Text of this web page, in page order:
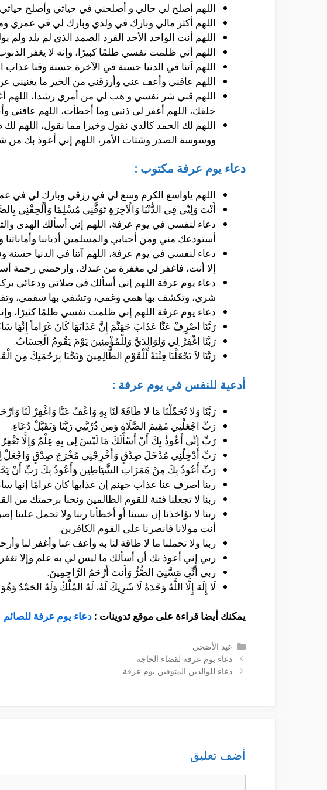
اللهم أصلح لي حالي و أصلحني في حياتي وأصلح
اللهم أكثر مالي وبارك في ولدي وبارك لي في عمري
اللهم أنت الواحد الأحد الفرد الصمد الذي لم يلد
اللهم أني ظلمت نفسي ظلمًا كبيرًا، وإنه لا يغفر
اللهم آتنا في الدنيا حسنة في الآخرة حسنة وقنا عذاب
اللهم عافني وأعف عني وأرزقني من الخير ما
اللهم قني شر نفسي و هب لي من أمري رشدا، اللهم
خلقك، اللهم أغفر لي ذنبي وما أخطأت، اللهم عافني
اللهم لك الحمد كالذي نقول وخيرا مما نقول، اللهم
ووسوسة الصدر وشتات الأمر، اللهم إني أعوذ بك من
دعاء يوم عرفة مكتوب :
اللهم ياواسع الكرم وسع لي في رزقي وبارك لي في
أَنْتَ وَلِيِّي فِي الدُّنْيَا وَالْآخِرَةِ تَوَفَّنِي مُسْلِمًا وَأَلْحِقْنِي
دعاء لنفسي في يوم عرفة، اللهم إني أسألك الهدى
أستودعك مني ومن أحبابي والمسلمين أدياننا وأماناتنا
دعاء لنفسي في يوم عرفة، اللهم آتنا في الدنيا حسنة
إلا أنت، فاغفر لي مغفرة من عندك، وارحمني رحمة
دعاء يوم عرفة اللهم إني أسألك في صلاتي ودعائي
شري، وتكشف بها همي وغمي، وتشفي بها سقمي،
دعاء يوم عرفة اللهم إني ظلمت نفسي ظلمًا كثيرًا،
رَبَّنَا اصْرِفْ عَنَّا عَذَابَ جَهَنَّمَ إِنَّ عَذَابَهَا كَانَ غَرَاماً إِنَّهَا
رَبَّنَا اغْفِرْ لِي وَلِوَالِدَيَّ وَلِلْمُؤْمِنِينَ يَوْمَ يَقُومُ الْحِسَابُ.
رَبَّنَا لاَ تَجْعَلْنَا فِتْنَةً لِّلْقَوْمِ الظَّالِمِينَ وَنَجِّنَا بِرَحْمَتِكَ مِنَ
أدعية للنفس في يوم عرفة :
رَبَّنَا وَلا تُحَمِّلْنَا مَا لا طَاقَةَ لَنَا بِهِ وَاعْفُ عَنَّا وَاغْفِرْ لَنَا
رَ‌بِّ اجْعَلْنِي مُقِيمَ الصَّلَاةِ وَمِن ذُرِّ‌يَّتِي رَ‌بَّنَا وَتَقَبَّلْ دُعَاءِ.
رَبِّ إِنِّي أَعُوذُ بِكَ أَنْ أَسْأَلَكَ مَا لَيْسَ لِي بِهِ عِلْمٌ وَإِلَّا
رَبِّ أَدْخِلْنِي مُدْخَلَ صِدْقٍ وَأَخْرِجْنِي مُخْرَجَ صِدْقٍ وَاجْعَلْ
رَبِّ أَعُوذُ بِكَ مِنْ هَمَزَاتِ الشَّيَاطِين وَأَعُوذُ بِكَ رَبِّ أَنْ
ربنا اصرف عنا عذاب جهنم إن عذابها كان غرامًا
ربنا لا تجعلنا فتنة للقوم الظالمين ونحنا برحمتك من
ربنا لا تؤاخذنا إن نسينا أو أخطأنا ربنا ولا تحمل
أنت مولانا فانصرنا على القوم الكافرين.
ربنا ولا تحملنا ما لا طاقة لنا به وأعف عنا وأغفر لنا
ربي إني أعوذ بك أن أسألك ما ليس لي به علم وإلا
ربي أَنِّي مَسَّنِيَ الضُّرُّ وَأَنتَ أَرْحَمُ الرَّاحِمِينَ.
لَا إِلَهَ إِلَّا اللَّهُ وَحْدَهُ لَا شَرِيكَ لَهُ، لَهُ المُلْكُ وَلَهُ الحَمْدُ
يمكنك أيضا قراءة على موقع تدوينات : دعاء يوم عرفة للصائم
التصنيفات
عيد الأضحى
دعاء يوم عرفة لقضاء الحاجة
دعاء للوالدين المتوفين يوم عرفة
أضف تعليق